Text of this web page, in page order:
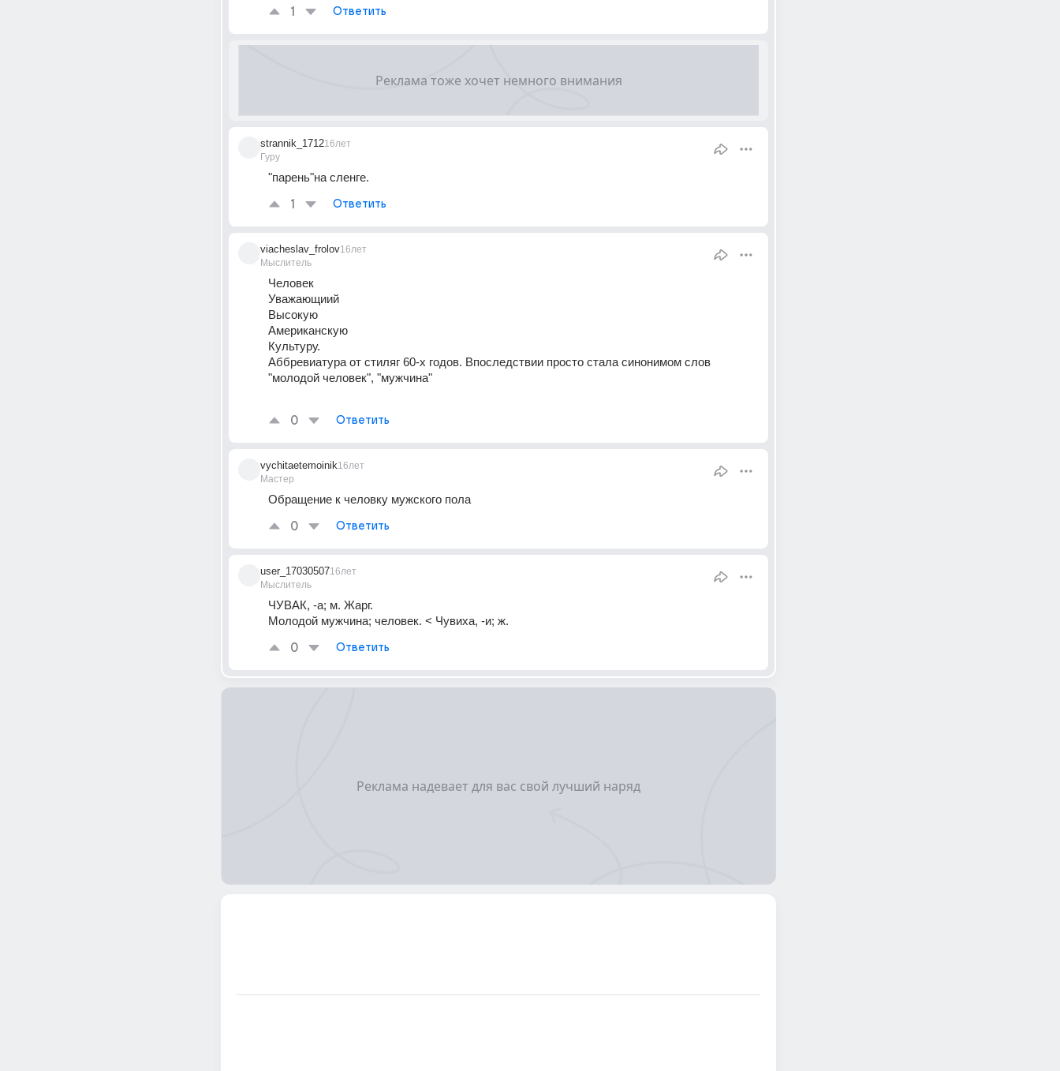
1 Ответить
strannik_1712
Гуру
16лет
"парень"на сленге.
1 Ответить
viacheslav_frolov
Мыслитель
16лет
Человек
Уважающиий
Высокую
Американскую
Культуру.
Аббревиатура от стиляг 60-х годов. Впоследствии просто стала синонимом слов
"молодой человек", "мужчина"
0 Ответить
vychitaetemoinik
Мастер
16лет
Обращение к человку мужского пола
0 Ответить
user_17030507
Мыслитель
16лет
ЧУВАК, -а; м. Жарг.
Молодой мужчина; человек. < Чувиха, -и; ж.
0 Ответить